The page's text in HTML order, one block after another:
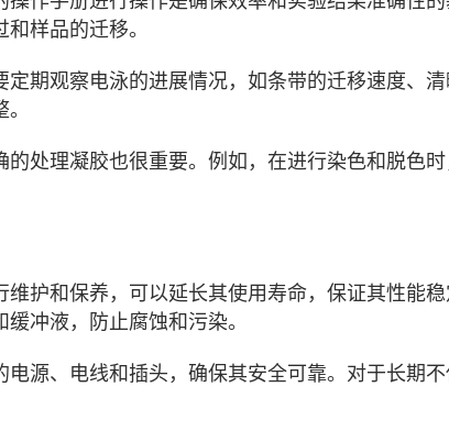
样品的迁移。
定期观察电泳的进展情况，如条带的迁移速度、
的处理凝胶也很重要。例如，在进行染色和脱色
维护和保养，可以延长其使用寿命，保证其性能
冲液，防止腐蚀和污染。
电源、电线和插头，确保其安全可靠。对于长期